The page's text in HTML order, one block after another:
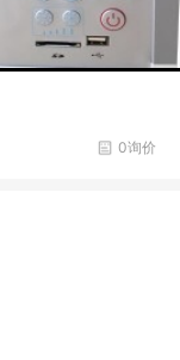
0询价